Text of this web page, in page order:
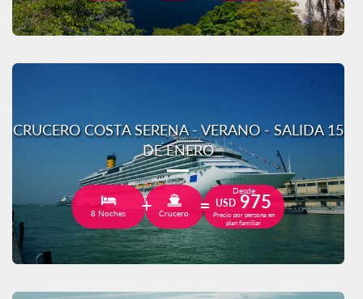
CRUCERO COSTA SERENA - VERANO - SALIDA 15
DE ENERO
8 Noches Crucero
Desde
USD 975
Precio por persona en
plan familiar